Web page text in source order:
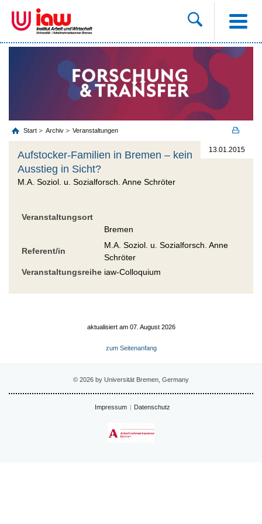
Start Archiv Veranstaltungen
13.01.2015
Aufstocker-Familien in Bremen – kein
Ausstieg in Sicht?
M.A. Soziol. u. Sozialforsch. Anne Schröter
Veranstaltungsort
Bremen
Referent/in
M.A. Soziol. u. Sozialforsch. Anne
Schröter
Veranstaltungsreihe iaw-Colloquium
aktualisiert am 07. August 2026
zum Seitenanfang
© 2026 by Universität Bremen, Germany
Impressum Datenschutz